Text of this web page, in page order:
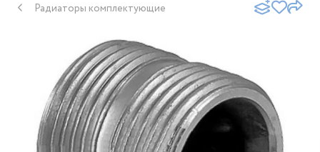
Радиаторы комплектующие